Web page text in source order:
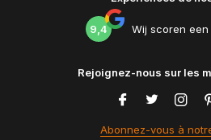
9,4 Wij scoren een
Rejoignez-nous sur les
Abonnez-vous à